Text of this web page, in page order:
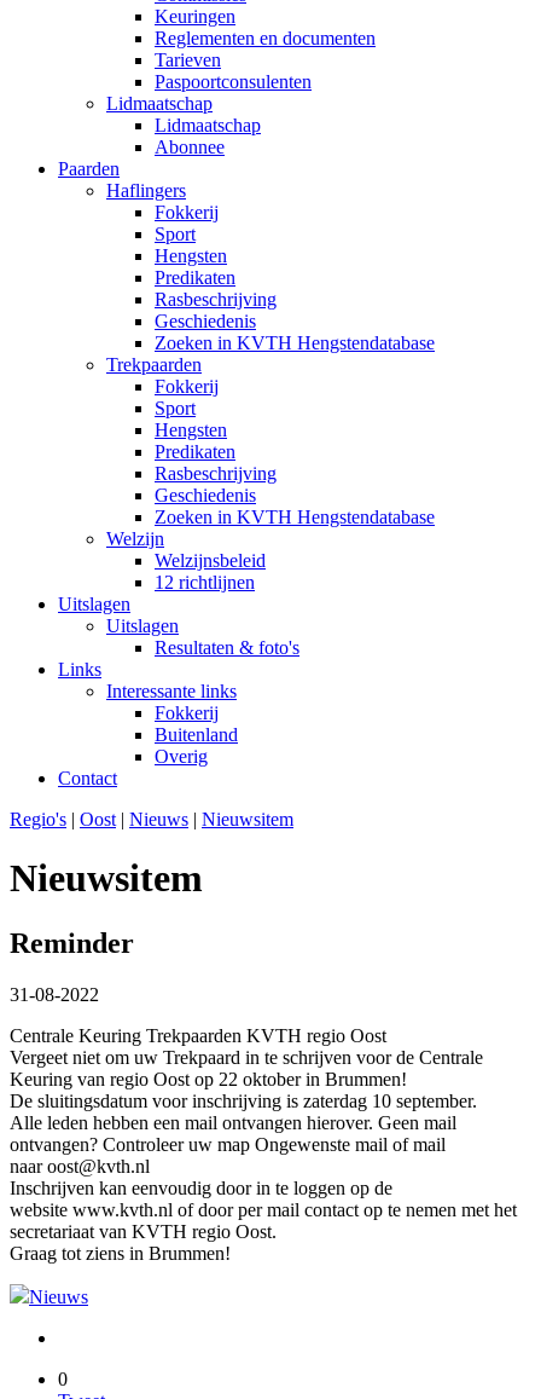
Keuringen
Reglementen en documenten
Tarieven
Paspoortconsulenten
Lidmaatschap
Lidmaatschap
Abonnee
Paarden
Haflingers
Fokkerij
Sport
Hengsten
Predikaten
Rasbeschrijving
Geschiedenis
Zoeken in KVTH Hengstendatabase
Trekpaarden
Fokkerij
Sport
Hengsten
Predikaten
Rasbeschrijving
Geschiedenis
Zoeken in KVTH Hengstendatabase
Welzijn
Welzijnsbeleid
12 richtlijnen
Uitslagen
Uitslagen
Resultaten & foto's
Links
Interessante links
Fokkerij
Buitenland
Overig
Contact
Regio's | Oost | Nieuws | Nieuwsitem
Nieuwsitem
Reminder
31-08-2022
Centrale Keuring Trekpaarden KVTH regio Oost
Vergeet niet om uw Trekpaard in te schrijven voor de Centrale
Keuring van regio Oost op 22 oktober in Brummen!
De sluitingsdatum voor inschrijving is zaterdag 10 september.
Alle leden hebben een mail ontvangen hierover. Geen mail
ontvangen? Controleer uw map Ongewenste mail of mail
naar oost@kvth.nl
Inschrijven kan eenvoudig door in te loggen op de
website www.kvth.nl of door per mail contact op te nemen met het
secretariaat van KVTH regio Oost.
Graag tot ziens in Brummen!
Nieuws
0